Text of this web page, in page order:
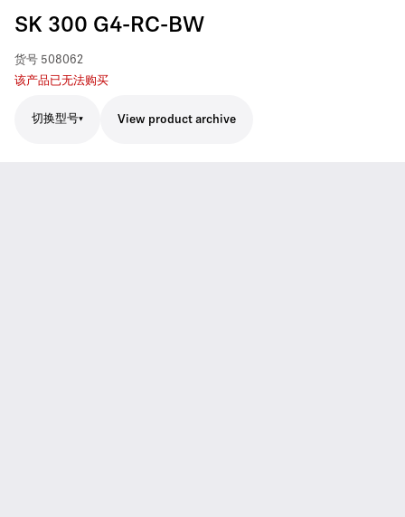
SK 300 G4-RC-BW
货号 508062
该产品已无法购买
切换型号 View product archive